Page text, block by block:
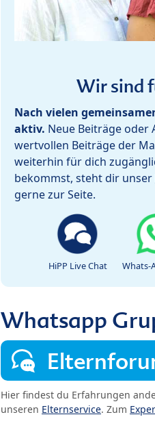
Wir sind
Nach vielen
aktiv. Neue Beiträge oder
wertvollen Beiträge der
weiterhin für dich
bekommst, steht dir unser
gerne zur Seite.
HiPP Live Chat Whats-
Whatsapp
Hier findest du Erfahrungen
unseren Elternservice. Zum